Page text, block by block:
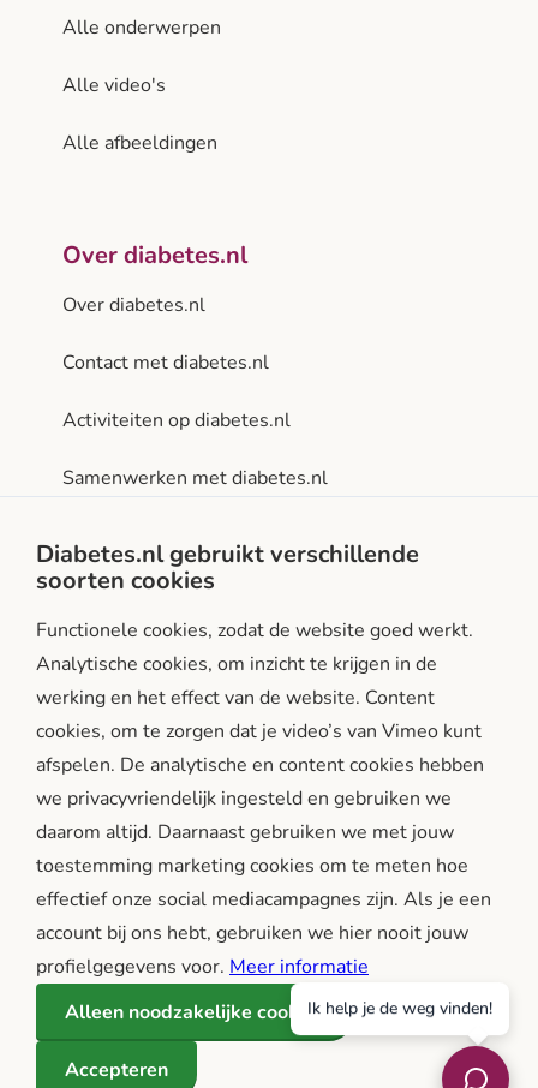
Alle onderwerpen
Alle video's
Alle afbeeldingen
Over diabetes.nl
Over diabetes.nl
Contact met diabetes.nl
Activiteiten op diabetes.nl
Samenwerken met diabetes.nl
diabetes.nl is een initiatief van:
Betrouwbare en onafhankelijke informatie over diabetes, in
samenwerking met experts zoals artsen en wetenschappers.
Diabetes.nl gebruikt verschillende
soorten cookies
Functionele cookies, zodat de website goed werkt.
Analytische cookies, om inzicht te krijgen in de
werking en het effect van de website. Content
cookies, om te zorgen dat je video’s van Vimeo kunt
afspelen. De analytische en content cookies hebben
we privacyvriendelijk ingesteld en gebruiken we
daarom altijd. Daarnaast gebruiken we met jouw
toestemming marketing cookies om te meten hoe
effectief onze social mediacampagnes zijn. Als je een
account bij ons hebt, gebruiken we hier nooit jouw
profielgegevens voor. Meer informatie
Alleen noodzakelijke cookies
Accepteren
Ik help je de weg vinden!